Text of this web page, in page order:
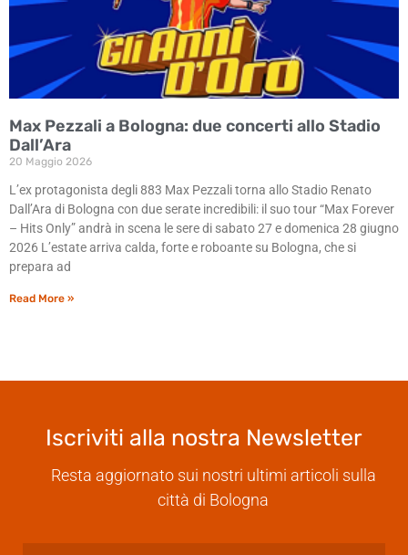
Max Pezzali a Bologna: due concerti allo Stadio
Dall’Ara
20 Maggio 2026
L’ex protagonista degli 883 Max Pezzali torna allo Stadio Renato
Dall’Ara di Bologna con due serate incredibili: il suo tour “Max Forever
– Hits Only” andrà in scena le sere di sabato 27 e domenica 28 giugno
2026 L’estate arriva calda, forte e roboante su Bologna, che si
prepara ad
Read More »
Iscriviti alla nostra Newsletter
Resta aggiornato sui nostri ultimi articoli sulla
città di Bologna